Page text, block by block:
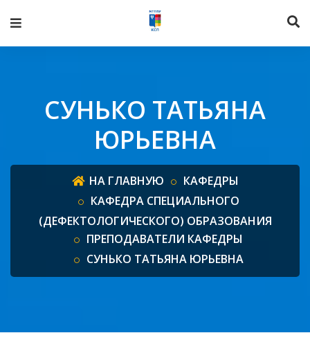
СУНЬКО ТАТЬЯНА
ЮРЬЕВНА
НА ГЛАВНУЮ
КАФЕДРЫ
КАФЕДРА СПЕЦИАЛЬНОГО
(ДЕФЕКТОЛОГИЧЕСКОГО) ОБРАЗОВАНИЯ
ПРЕПОДАВАТЕЛИ КАФЕДРЫ
СУНЬКО ТАТЬЯНА ЮРЬЕВНА